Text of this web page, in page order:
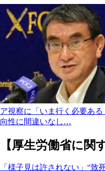
ア視察に「いま行く必要あ
向性に間違いなし…
【厚生労働省に関
「様子見は許されない」“致